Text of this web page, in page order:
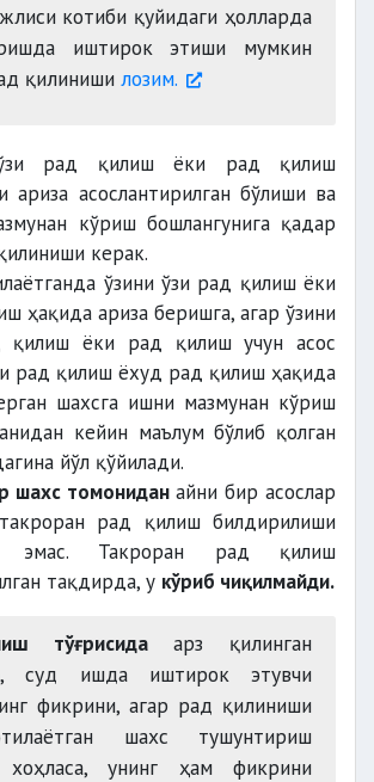
қариндоши бўлса;
шубҳа туғдирувчи
қариндоши бўлса.
котиби қуйидаги ҳолларда
иштирок этиши мумкин
қилиниши лозим.
рад қилиш ёки рад қилиш
ариза асослантирилган бўлиши ва
кўриш бошлангунига қадар
керак.
ўзини ўзи рад қилиш ёки
ҳақида ариза беришга, агар ўзини
қилиш ёки рад қилиш учун асос
рад қилиш ёхуд рад қилиш ҳақида
шахсга ишни мазмунан кўриш
кейин маълум бўлиб қолган
йўл қўйилади.
шахс томонидан айни бир асослар
рад қилиш билдирилиши
эмас. Такроран рад қилиш
тақдирда, у кўриб чиқилмайди.
тўғрисидаарз қилинган
суд ишда иштирок этувчи
фикрини, агар рад қилиниши
шахс тушунтириш
унинг ҳам фикрини